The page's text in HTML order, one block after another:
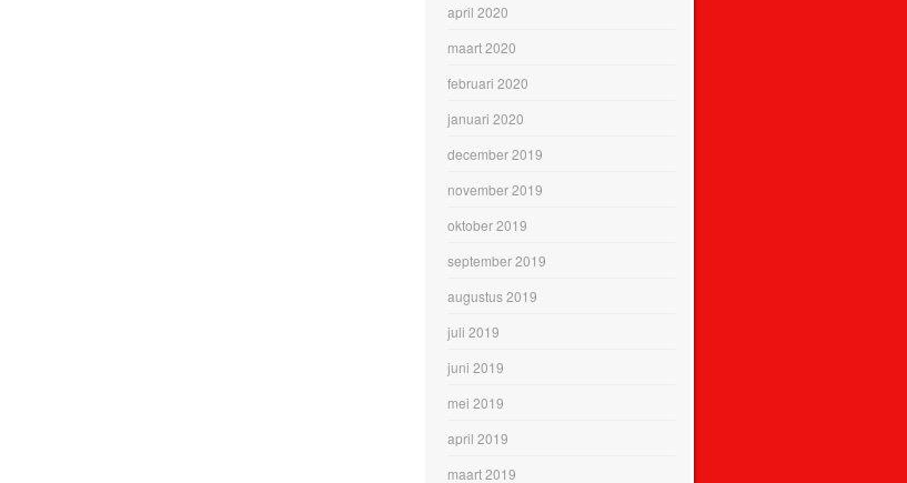
april 2020
maart 2020
februari 2020
januari 2020
december 2019
november 2019
oktober 2019
september 2019
augustus 2019
juli 2019
juni 2019
mei 2019
april 2019
maart 2019